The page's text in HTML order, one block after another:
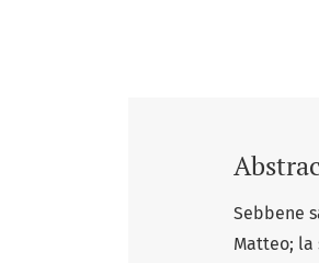
Sebbene
Matteo;